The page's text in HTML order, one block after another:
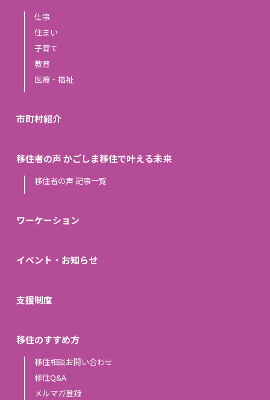
仕事
住まい
子育て
教育
医療・福祉
市町村紹介
移住者の声 かごしま移住で叶える未来
移住者の声 記事一覧
ワーケーション
イベント・お知らせ
支援制度
移住のすすめ方
移住相談お問い合わせ
移住Q&A
メルマガ登録